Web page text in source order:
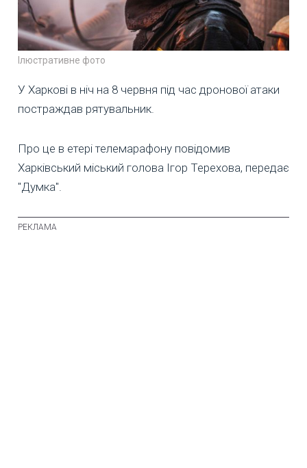
Ілюстративне фото
У Харкові в ніч на 8 червня під час дронової атаки
постраждав рятувальник.
Про це в етері телемарафону повідомив
Харківський міський голова Ігор Терехова, передає
"Думка".